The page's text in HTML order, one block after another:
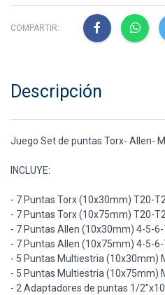
COMPARTIR:
Descripción
Juego Set de puntas Torx- Allen-
INCLUYE:
- 7 Puntas Torx (10x30mm) T20-
- 7 Puntas Torx (10x75mm) T20-
- 7 Puntas Allen (10x30mm) 4-5-
- 7 Puntas Allen (10x75mm) 4-5-
- 5 Puntas Multiestria (10x30mm)
- 5 Puntas Multiestria (10x75mm)
- 2 Adaptadores de puntas 1/